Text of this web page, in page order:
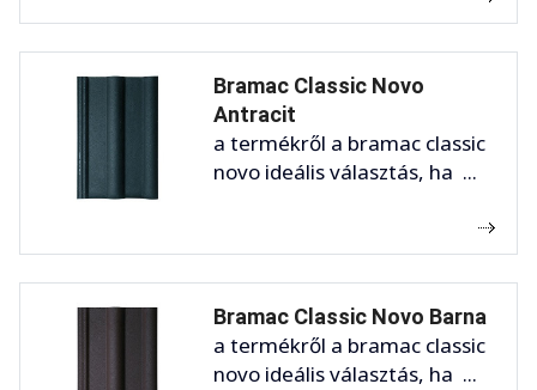
Bramac Classic Novo
Antracit
a termékről a bramac classic
novo ideális választás, ha ...
Bramac Classic Novo Barna
a termékről a bramac classic
novo ideális választás, ha ...